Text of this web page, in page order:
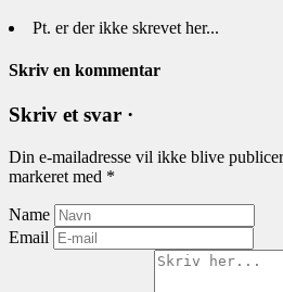
Pt. er der ikke skrevet her...
Skriv en kommentar
Skriv et svar ·
Din e-mailadresse vil ikke blive
markeret med *
Name
Email